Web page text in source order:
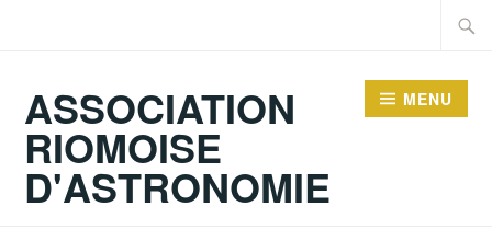
principal
ASSOCIATION
RIOMOISE
D'ASTRONOMIE
MENU